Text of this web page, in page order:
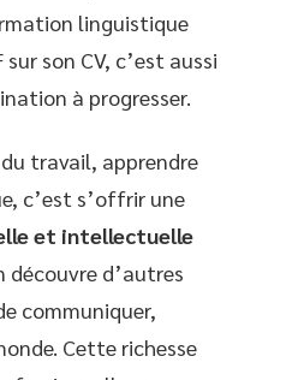
linguistique
son CV, c’est aussi
à progresser.
travail, apprendre
c’est s’offrir une
et intellectuelle
découvre d’autres
communiquer,
Cette richesse